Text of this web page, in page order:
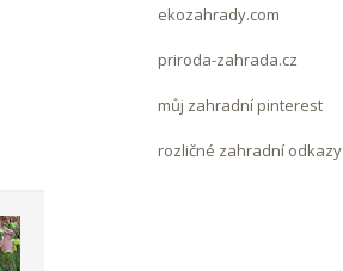
ekozahrady.com
priroda-zahrada.cz
můj zahradní pinterest
rozličné zahradní odkazy